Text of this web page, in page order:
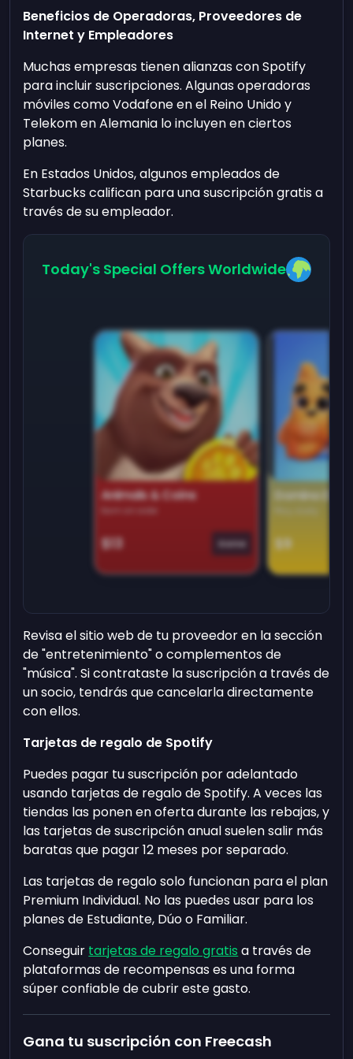
Beneficios de Operadoras, Proveedores de
Internet y Empleadores
Muchas empresas tienen alianzas con Spotify
para incluir suscripciones. Algunas operadoras
móviles como Vodafone en el Reino Unido y
Telekom en Alemania lo incluyen en ciertos
planes.
En Estados Unidos, algunos empleados de
Starbucks califican para una suscripción gratis a
través de su empleador.
Today's Special Offers Worldwide
Animals & Coins
Earn on side
$13 Game
Domino
$9
Revisa el sitio web de tu proveedor en la sección
de "entretenimiento" o complementos de
"música". Si contrataste la suscripción a través de
un socio, tendrás que cancelarla directamente
con ellos.
Tarjetas de regalo de Spotify
Puedes pagar tu suscripción por adelantado
usando tarjetas de regalo de Spotify. A veces las
tiendas las ponen en oferta durante las rebajas, y
las tarjetas de suscripción anual suelen salir más
baratas que pagar 12 meses por separado.
Las tarjetas de regalo solo funcionan para el plan
Premium Individual. No las puedes usar para los
planes de Estudiante, Dúo o Familiar.
Conseguir tarjetas de regalo gratis a través de
plataformas de recompensas es una forma
súper confiable de cubrir este gasto.
Gana tu suscripción con Freecash